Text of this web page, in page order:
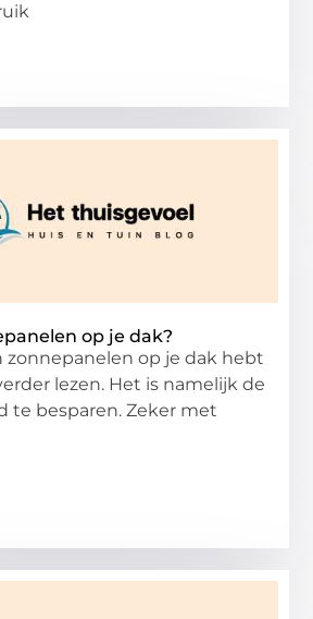
op je dak?
zonnepanelen op je dak hebt
lezen. Het is namelijk de
te besparen. Zeker met